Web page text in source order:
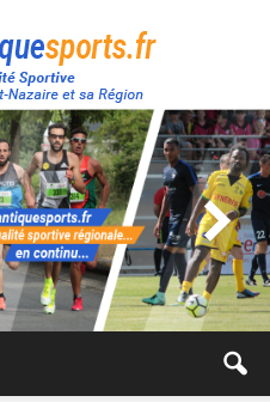
Atlantique
Sport